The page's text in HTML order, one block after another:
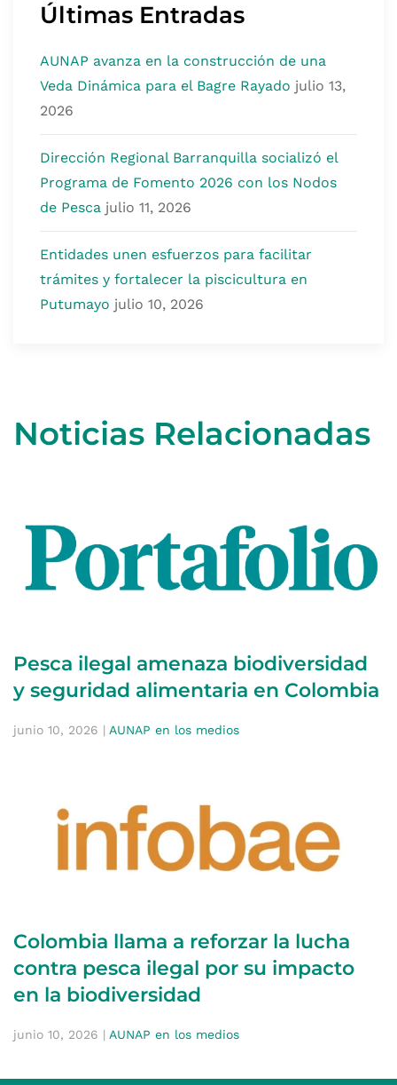
Últimas Entradas
AUNAP avanza en la construcción de una
Veda Dinámica para el Bagre Rayado julio 13,
2026
Dirección Regional Barranquilla socializó el
Programa de Fomento 2026 con los Nodos
de Pesca julio 11, 2026
Entidades unen esfuerzos para facilitar
trámites y fortalecer la piscicultura en
Putumayo julio 10, 2026
Noticias Relacionadas
Pesca ilegal amenaza biodiversidad
y seguridad alimentaria en Colombia
junio 10, 2026 | AUNAP en los medios
Colombia llama a reforzar la lucha
contra pesca ilegal por su impacto
en la biodiversidad
junio 10, 2026 | AUNAP en los medios